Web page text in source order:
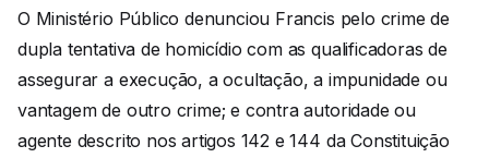
O Ministério Público denunciou Francis pelo crime de
dupla tentativa de homicídio com as qualificadoras de
assegurar a execução, a ocultação, a impunidade ou
vantagem de outro crime; e contra autoridade ou
agente descrito nos artigos 142 e 144 da Constituição